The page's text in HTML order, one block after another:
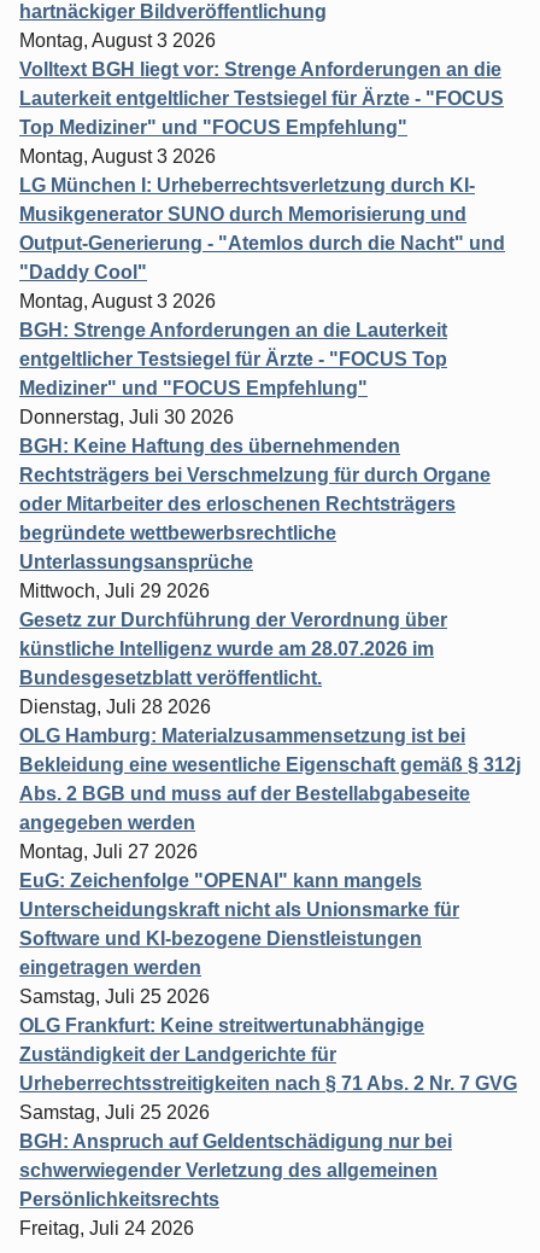
hartnäckiger Bildveröffentlichung
Montag, August 3 2026
Volltext BGH liegt vor: Strenge Anforderungen an die
Lauterkeit entgeltlicher Testsiegel für Ärzte - "FOCUS
Top Mediziner" und "FOCUS Empfehlung"
Montag, August 3 2026
LG München I: Urheberrechtsverletzung durch KI-
Musikgenerator SUNO durch Memorisierung und
Output-Generierung - "Atemlos durch die Nacht" und
"Daddy Cool"
Montag, August 3 2026
BGH: Strenge Anforderungen an die Lauterkeit
entgeltlicher Testsiegel für Ärzte - "FOCUS Top
Mediziner" und "FOCUS Empfehlung"
Donnerstag, Juli 30 2026
BGH: Keine Haftung des übernehmenden
Rechtsträgers bei Verschmelzung für durch Organe
oder Mitarbeiter des erloschenen Rechtsträgers
begründete wettbewerbsrechtliche
Unterlassungsansprüche
Mittwoch, Juli 29 2026
Gesetz zur Durchführung der Verordnung über
künstliche Intelligenz wurde am 28.07.2026 im
Bundesgesetzblatt veröffentlicht.
Dienstag, Juli 28 2026
OLG Hamburg: Materialzusammensetzung ist bei
Bekleidung eine wesentliche Eigenschaft gemäß § 312j
Abs. 2 BGB und muss auf der Bestellabgabeseite
angegeben werden
Montag, Juli 27 2026
EuG: Zeichenfolge "OPENAI" kann mangels
Unterscheidungskraft nicht als Unionsmarke für
Software und KI-bezogene Dienstleistungen
eingetragen werden
Samstag, Juli 25 2026
OLG Frankfurt: Keine streitwertunabhängige
Zuständigkeit der Landgerichte für
Urheberrechtsstreitigkeiten nach § 71 Abs. 2 Nr. 7 GVG
Samstag, Juli 25 2026
BGH: Anspruch auf Geldentschädigung nur bei
schwerwiegender Verletzung des allgemeinen
Persönlichkeitsrechts
Freitag, Juli 24 2026